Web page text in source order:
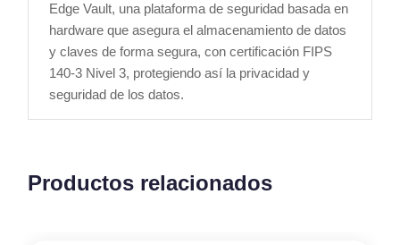
Edge Vault, una plataforma de seguridad basada en
hardware que asegura el almacenamiento de datos
y claves de forma segura, con certificación FIPS
140-3 Nivel 3, protegiendo así la privacidad y
seguridad de los datos.
Productos relacionados